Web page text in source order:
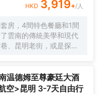
HKD 3,919+/人
房，4間特色餐廳和1間
雲南的傳統美學和現代
、昆明老街，或是探訪
的完美交融在此得以展
温德姆至尊豪廷大酒
空>昆明 3-7天自由行